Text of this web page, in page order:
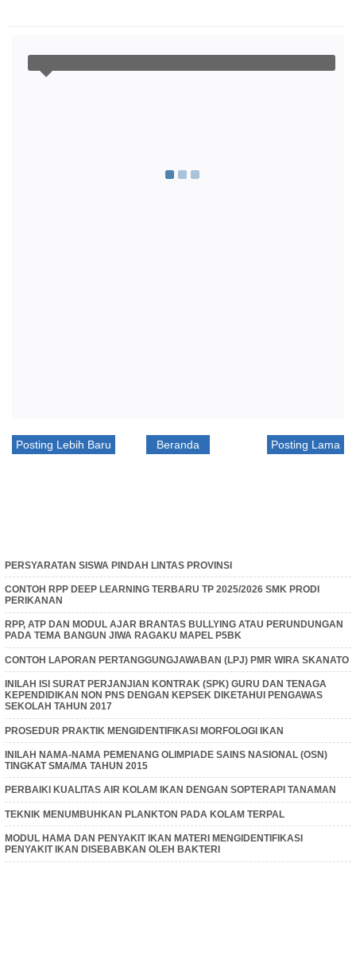
Posting Lebih Baru Posting Lama
Beranda
PERSYARATAN SISWA PINDAH LINTAS PROVINSI
CONTOH RPP DEEP LEARNING TERBARU TP 2025/2026 SMK PRODI
PERIKANAN
RPP, ATP DAN MODUL AJAR BRANTAS BULLYING ATAU PERUNDUNGAN
PADA TEMA BANGUN JIWA RAGAKU MAPEL P5BK
CONTOH LAPORAN PERTANGGUNGJAWABAN (LPJ) PMR WIRA SKANATO
INILAH ISI SURAT PERJANJIAN KONTRAK (SPK) GURU DAN TENAGA
KEPENDIDIKAN NON PNS DENGAN KEPSEK DIKETAHUI PENGAWAS
SEKOLAH TAHUN 2017
PROSEDUR PRAKTIK MENGIDENTIFIKASI MORFOLOGI IKAN
INILAH NAMA-NAMA PEMENANG OLIMPIADE SAINS NASIONAL (OSN)
TINGKAT SMA/MA TAHUN 2015
PERBAIKI KUALITAS AIR KOLAM IKAN DENGAN SOPTERAPI TANAMAN
TEKNIK MENUMBUHKAN PLANKTON PADA KOLAM TERPAL
MODUL HAMA DAN PENYAKIT IKAN MATERI MENGIDENTIFIKASI
PENYAKIT IKAN DISEBABKAN OLEH BAKTERI